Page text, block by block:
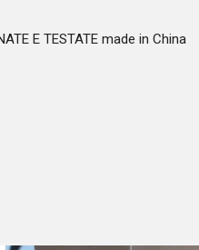
E TESTATE made in China